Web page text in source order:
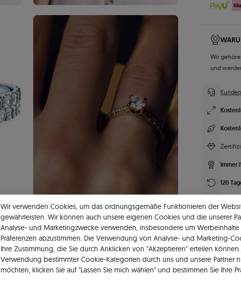
Wir
und
Immer
120
Unsere
Wir verwenden Cookies, um das ordnungsgemäße Funktionieren der
gewährleisten. Wir können auch unsere eigenen Cookies und die unserer
Analyse- und Marketingzwecke verwenden, insbesondere um Werbeinhalte
Präferenzen abzustimmen. Die Verwendung von Analyse- und Marketing-
Ihre Zustimmung, die Sie durch Anklicken von "Akzeptieren" erteilen
Verwendung bestimmter Cookie-Kategorien durch uns und unsere Partner
möchten, klicken Sie auf "Lassen Sie mich wählen" und bestimmen Sie Ihre